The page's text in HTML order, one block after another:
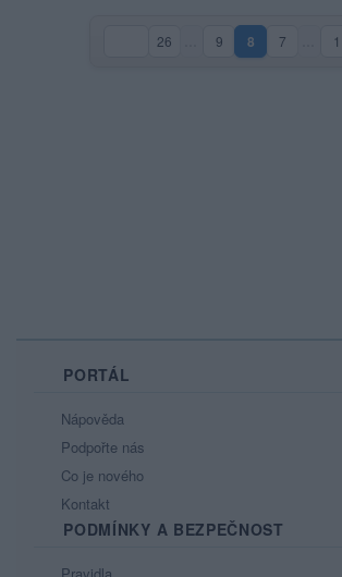
26 9 8(aktuální strana)
7 1
PORTÁL
Nápověda
Podpořte nás
Co je nového
Kontakt
PODMÍNKY A BEZPEČNOST